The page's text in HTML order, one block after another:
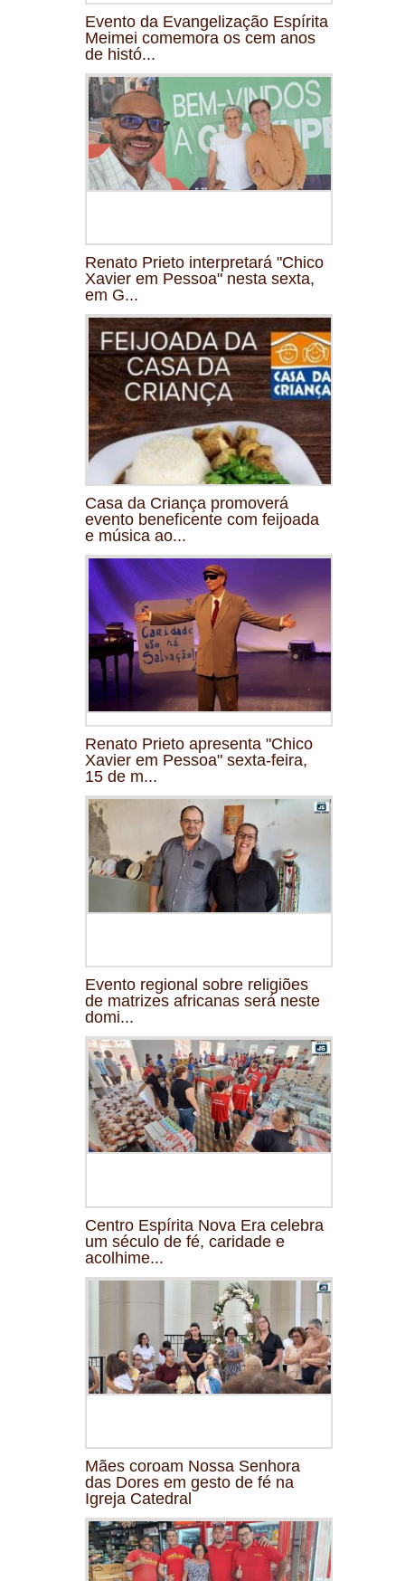
Evento da Evangelização Espírita
Meimei comemora os cem anos
de histó...
Renato Prieto interpretará "Chico
Xavier em Pessoa" nesta sexta,
em G...
Casa da Criança promoverá
evento beneficente com feijoada
e música ao...
Renato Prieto apresenta "Chico
Xavier em Pessoa" sexta-feira,
15 de m...
Evento regional sobre religiões
de matrizes africanas será neste
domi...
Centro Espírita Nova Era celebra
um século de fé, caridade e
acolhime...
Mães coroam Nossa Senhora
das Dores em gesto de fé na
Igreja Catedral